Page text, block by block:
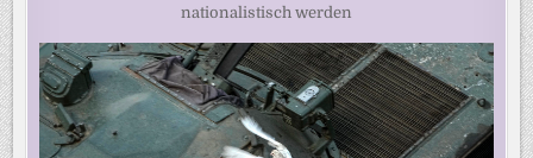
nationalistisch werden